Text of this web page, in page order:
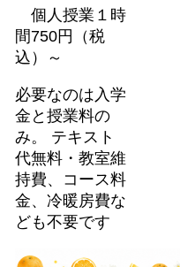
個人授業１時
間750円（税
込）～
必要なのは入学
金と授業料の
み。 テキスト
代無料・教室維
持費、コース料
金、冷暖房費な
ども不要です